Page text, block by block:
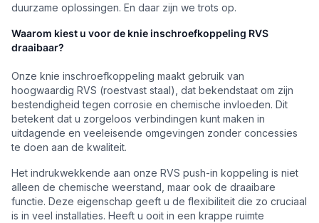
duurzame oplossingen. En daar zijn we trots op.
Waarom kiest u voor de knie inschroefkoppeling RVS
draaibaar?
Onze knie inschroefkoppeling maakt gebruik van
hoogwaardig RVS (roestvast staal), dat bekendstaat om zijn
bestendigheid tegen corrosie en chemische invloeden. Dit
betekent dat u zorgeloos verbindingen kunt maken in
uitdagende en veeleisende omgevingen zonder concessies
te doen aan de kwaliteit.
Het indrukwekkende aan onze RVS push-in koppeling is niet
alleen de chemische weerstand, maar ook de draaibare
functie. Deze eigenschap geeft u de flexibiliteit die zo cruciaal
is in veel installaties. Heeft u ooit in een krappe ruimte